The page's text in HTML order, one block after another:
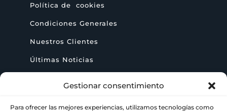
Gestionar consentimiento
Para ofrecer las mejores experiencias, utilizamos tecnologías como
Política de cookies
Condiciones Generales
Nuestros Clientes
Últimas Noticias